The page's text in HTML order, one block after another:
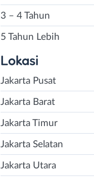
3 – 4 Tahun
5 Tahun Lebih
Lokasi
Jakarta Pusat
Jakarta Barat
Jakarta Timur
Jakarta Selatan
Jakarta Utara